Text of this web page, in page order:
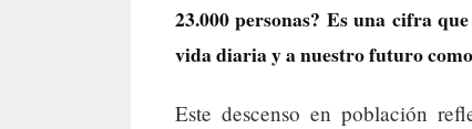
23.000 personas? Es una cifra
vida diaria y a nuestro futuro
Este descenso en población